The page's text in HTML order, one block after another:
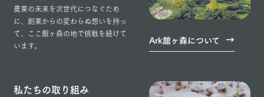
Ark館ヶ森について
農業の未来を次世代につなぐため
に、創業からの変わらぬ想いを持っ
て、ここ館ヶ森の地で挑戦を続けて
います。
私たちの取り組み